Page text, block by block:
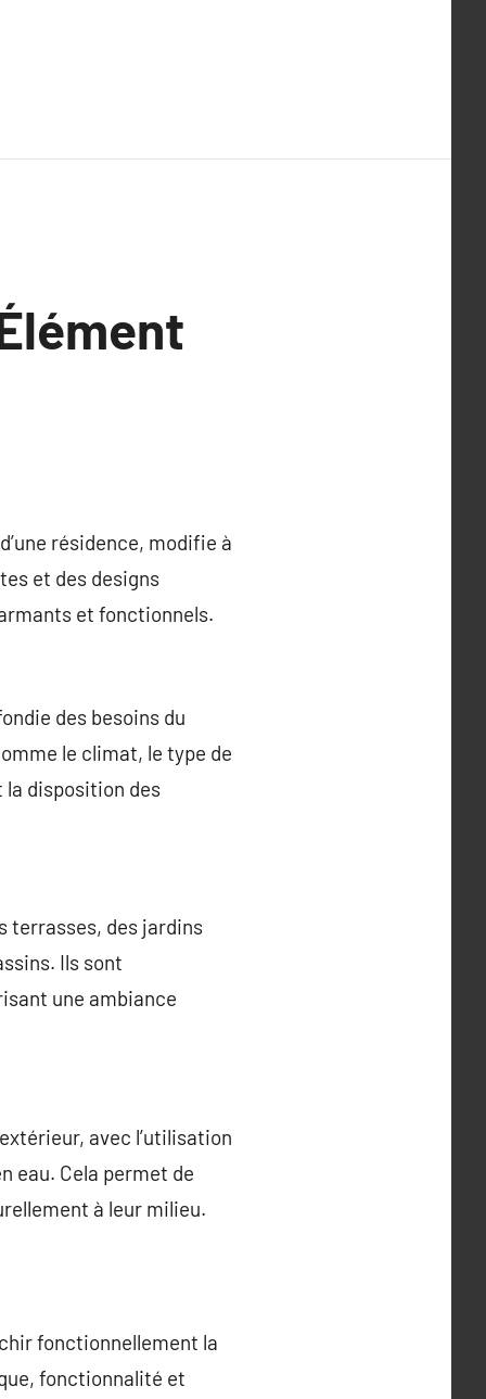
résidence, modifie à
et des designs
et fonctionnels.
des besoins du
le climat, le type de
la disposition des
terrasses, des jardins
Ils sont
une ambiance
avec l’utilisation
eau. Cela permet de
à leur milieu.
fonctionnellement la
fonctionnalité et